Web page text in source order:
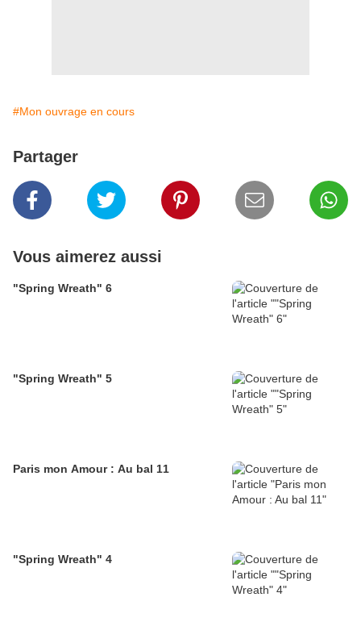
#Mon ouvrage en cours
Partager
Vous aimerez aussi
"Spring Wreath" 6
"Spring Wreath" 5
Paris mon Amour : Au bal 11
"Spring Wreath" 4